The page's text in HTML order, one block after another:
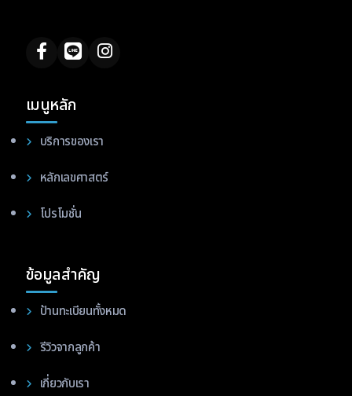
เมนูหลัก
บริการของเรา
หลักเลขศาสตร์
โปรโมชั่น
ข้อมูลสำคัญ
ป้านทะเบียนทั้งหมด
รีวิวจากลูกค้า
เกี่ยวกับเรา